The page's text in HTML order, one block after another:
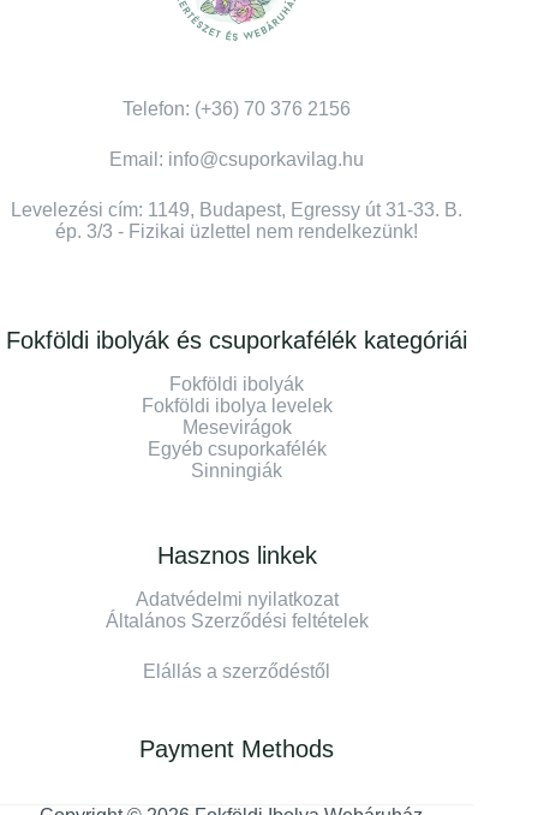
Telefon: (+36) 70 376 2156
Email: info@csuporkavilag.hu
Levelezési cím: 1149, Budapest, Egressy út 31-33. B.
ép. 3/3 - Fizikai üzlettel nem rendelkezünk!
Fokföldi ibolyák és csuporkafélék kategóriái
Fokföldi ibolyák
Fokföldi ibolya levelek
Mesevirágok
Egyéb csuporkafélék
Sinningiák
Hasznos linkek
Adatvédelmi nyilatkozat
Általános Szerződési feltételek
Elállás a szerződéstől
Payment Methods